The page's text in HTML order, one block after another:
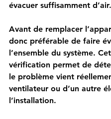
évacuer suffisamment d’air.
Avant de remplacer
donc préférable de faire
l’ensemble du système.
vérification permet de
le problème vient
ventilateur ou d’un autre
l’installation.